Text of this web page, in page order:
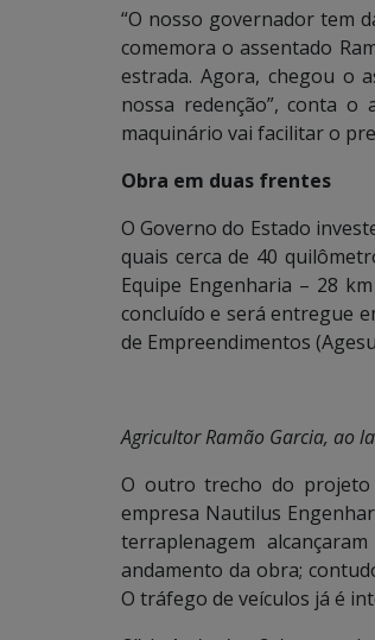
“O nosso governador tem
comemora o assentado
estrada. Agora, chegou o
nossa redenção”, conta o
maquinário vai facilitar o
Obra em duas frentes
O Governo do Estado
quais cerca de 40
Equipe Engenharia – 28
concluído e será entregue
de Empreendimentos
Agricultor Ramão Garcia, ao
O outro trecho do projeto
empresa Nautilus
terraplenagem
andamento da obra;
O tráfego de veículos já é